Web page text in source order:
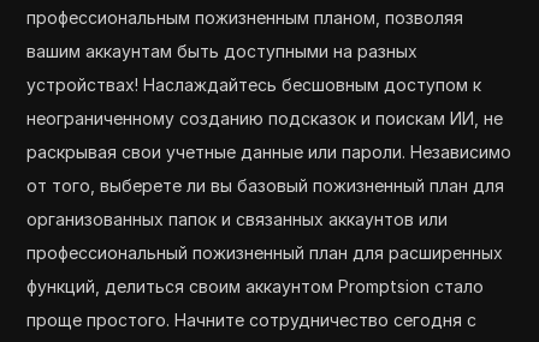
профессиональным пожизненным планом, позволяя
вашим аккаунтам быть доступными на разных
устройствах! Наслаждайтесь бесшовным доступом к
неограниченному созданию подсказок и поискам ИИ, не
раскрывая свои учетные данные или пароли. Независимо
от того, выберете ли вы базовый пожизненный план для
организованных папок и связанных аккаунтов или
профессиональный пожизненный план для расширенных
функций, делиться своим аккаунтом Promptsion стало
проще простого. Начните сотрудничество сегодня с